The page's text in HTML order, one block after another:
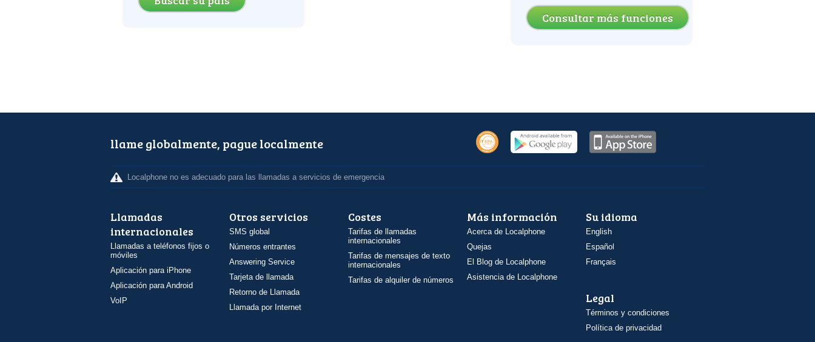
Consultar más funciones
llame globalmente, pague localmente
Localphone no es adecuado para las llamadas a servicios de emergencia
Llamadas
internacionales
Llamadas a teléfonos fijos o
móviles
Aplicación para iPhone
Aplicación para Android
VoIP
Otros servicios
SMS global
Números entrantes
Answering Service
Tarjeta de llamada
Retorno de Llamada
Llamada por Internet
Costes
Tarifas de llamadas
internacionales
Tarifas de mensajes de texto
internacionales
Tarifas de alquiler de números
Más información
Acerca de Localphone
Quejas
El Blog de Localphone
Asistencia de Localphone
Su idioma
English
Español
Français
Legal
Términos y condiciones
Política de privacidad